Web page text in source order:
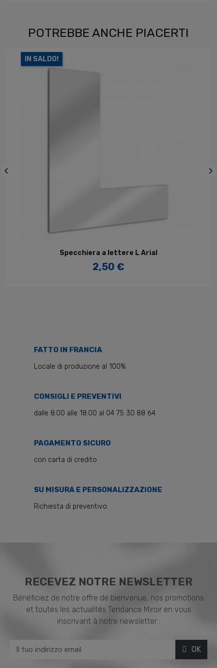
POTREBBE ANCHE PIACERTI

Specchiera a lettere L Arial
Prezzo
2,50 €
IN SALDO!

FATTO IN FRANCIA
Locale di produzione al 100%
CONSIGLI E PREVENTIVI
dalle 8:00 alle 18:00 al 04 75 30 88 64
PAGAMENTO SICURO
con carta di credito
SU MISURA E PERSONALIZZAZIONE
Richiesta di preventivo
RECEVEZ NOTRE NEWSLETTER
Bénéficiez de notre offre de bienvenue, nos promotions
et toutes les actualités Tendance Miroir en vous
inscrivant à notre newsletter :
OK